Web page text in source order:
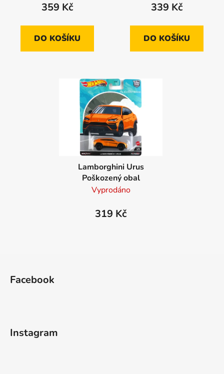
359 Kč
DO KOŠÍKU
339 Kč
DO KOŠÍKU
Lamborghini Urus
Poškozený obal
Vyprodáno
319 Kč
Facebook
Instagram